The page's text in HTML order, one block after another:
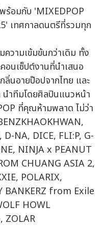
วามเข้มข้นกว่าเดิม ทั้ง
นเซ็ปต์งานที่นำเสนอ
นอายป๊อปจากไทย และ
นำทีมโดยศิลปินแนวหน้า
ที่คุณห้ามพลาด ไม่ว่า
NA, DICE, FLI:P, G-
NINJA x PEANUT
CHUANG ASIA 2,
POLARIX,
BANKERZ from Exile
HOWL
ZOLAR